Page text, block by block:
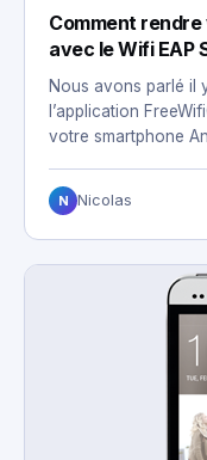
Comment
avec le Wifi EAP
Nous avons parlé il
l’application
votre smartphone
N Nicolas